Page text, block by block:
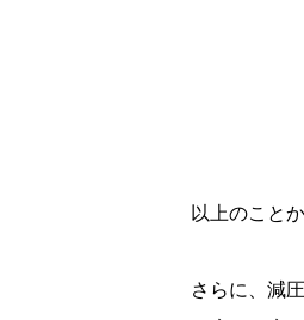
以上のこと
さらに、減